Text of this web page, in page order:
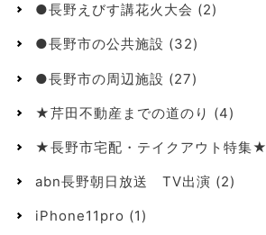
●長野えびす講花火大会 (2)
●長野市の公共施設 (32)
●長野市の周辺施設 (27)
★芹田不動産までの道のり (4)
★長野市宅配・テイクアウト特集★
abn長野朝日放送 TV出演 (2)
iPhone11pro (1)